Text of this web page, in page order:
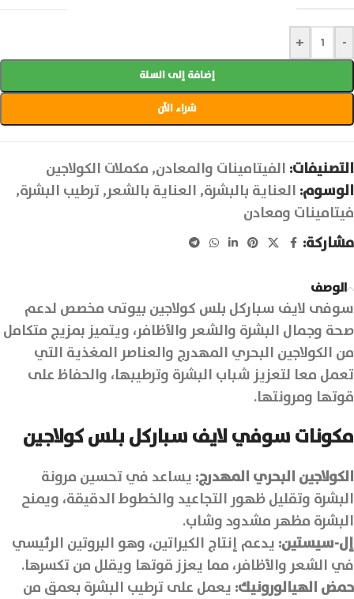
-
+
إضافة إلى السلة
شراء الآن
التصنيفات: الفيتامينات والمعادن, مكملات الكولاجين
الوسوم: العناية بالبشرة, العناية بالشعر,ترطيب البشرة,
فيتامينات ومعادن
مشاركة:
الوصف
سوفى لايف سباركل بلس كولاجين بيوتى مخصص لدعم
صحة وجمال البشرة والشعر والأظافر، ويتميز بمزيج متكامل
من الكولاجين البحري المهدرج والعناصر المغذية التي
تعمل معا لتعزيز شباب البشرة وترطيبها، والحفاظ على
قوتها ومرونتها.
مكونات سوفي لايف سباركل بلس كولاجين
الكولاجين البحري المهدرج: يساعد في تحسين مرونة
البشرة وتقليل ظهور التجاعيد والخطوط الدقيقة، ويمنح
البشرة مظهر مشدود وشاب.
إل-سيستين: يدعم إنتاج الكيراتين، وهو البروتين الرئيسي
في الشعر والأظافر، مما يعزز قوتها ويقلل من تكسرها.
حمض الهيالورونيك: يعمل على ترطيب البشرة بعمق من